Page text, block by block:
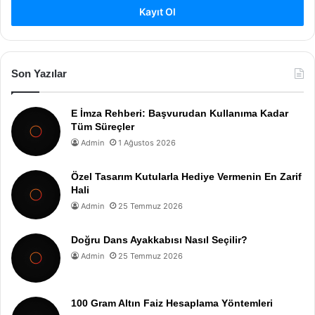
Kayıt Ol
Son Yazılar
E İmza Rehberi: Başvurudan Kullanıma Kadar
Tüm Süreçler
Admin 1 Ağustos 2026
Özel Tasarım Kutularla Hediye Vermenin En Zarif
Hali
Admin 25 Temmuz 2026
Doğru Dans Ayakkabısı Nasıl Seçilir?
Admin 25 Temmuz 2026
100 Gram Altın Faiz Hesaplama Yöntemleri